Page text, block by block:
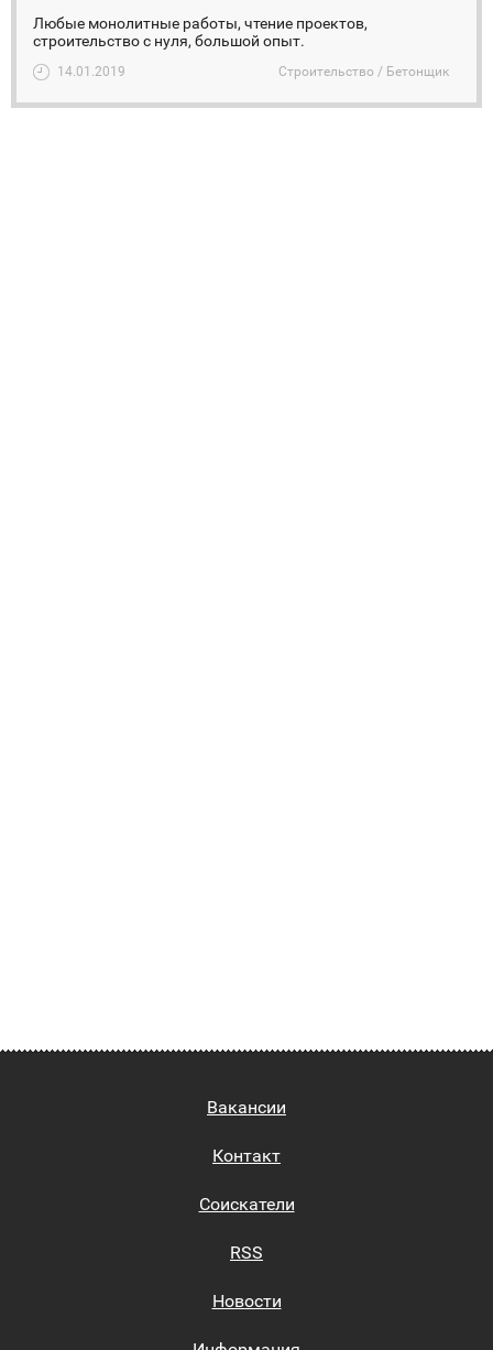
Любые монолитные работы, чтение проектов,
строительство с нуля, большой опыт.
14.01.2019 Строительство / Бетонщик
Вакансии
Контакт
Соискатели
RSS
Новости